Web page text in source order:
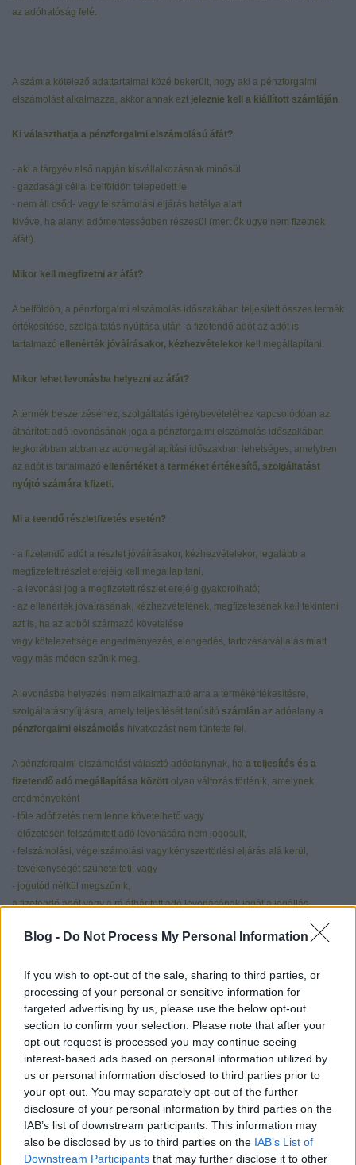
Blog - Do Not Process My Personal Information
If you wish to opt-out of the sale, sharing to third parties, or
processing of your personal or sensitive information for
targeted advertising by us, please use the below opt-out
section to confirm your selection. Please note that after your
opt-out request is processed you may continue seeing
interest-based ads based on personal information utilized by
us or personal information disclosed to third parties prior to
your opt-out. You may separately opt-out of the further
disclosure of your personal information by third parties on the
IAB’s list of downstream participants. This information may
also be disclosed by us to third parties on the IAB’s List of
Downstream Participants that may further disclose it to other
az adóhatóság felé.
A számla kötelező adattartalmai közé bekerült, hogy aki a pénzforgalmi
elszámolást alkalmazza, akkor annak ezt jeleznie kell a kiállított számláján.
Ki választhatja a pénzforgalmi elszámolású áfát?
- aki a tárgyév első napján kisvállalkozásnak minősül
- gazdasági céllal belföldön telepedett le
- nem áll csőd- vagy felszámolási eljárás hatálya alatt
kivéve, ha alanyi adómentességben részesül (mert ők ugye nem fizetnek
áfát!).
Mikor kell megfizetni az áfát?
A belföldön, a pénzforgalmi elszámolás időszakában teljesített összes termék
értékesítése, szolgáltatás nyújtása után a fizetendő adót az adót is
tartalmazó ellenérték jóváírásakor, kézhezvételekor kell megállapítani.
Mikor lehet levonásba helyezni az áfát?
A termék beszerzéséhez, szolgáltatás igénybevételéhez kapcsolódóan az
áthárított adó levonásának joga a pénzforgalmi elszámolás időszakában
legkorábban abban az adómegállapítási időszakban lehetséges, amelyben
az adót is tartalmazó ellenértéket a terméket értékesítő, szolgáltatást
nyújtó számára kfizeti.
Mi a teendő részletfizetés esetén?
- a fizetendő adót a részlet jóváírásakor, kézhezvételekor, legalább a
megfizetett részlet erejéig kell megállapítani,
- a levonási jog a megfizetett részlet erejéig gyakorolható;
- az ellenérték jóváírásának, kézhezvételének, megfizetésének kell tekinteni
azt is, ha az abból származó követelése
vagy kötelezettsége engedményezés, elengedés, tartozásátvállalás miatt
vagy más módon szűnik meg.
A levonásba helyezés nem alkalmazható arra a termékértékesítésre,
szolgáltatásnyújtásra, amely teljesítését tanúsító számlán az adóalany a
pénzforgalmi elszámolás hivatkozást nem tüntette fel.
A pénzforgalmi elszámolást választó adóalanynak, ha a teljesítés és a
fizetendő adó megállapítása között olyan változás történik, amelynek
eredményeként
- tőle adófizetés nem lenne követelhető vagy
- előzetesen felszámított adó levonására nem jogosult,
- felszámolási, végelszámolási vagy kényszertörlési eljárás alá kerül,
- tevékenységét szünetelteti, vagy
- jogutód nélkül megszűnik,
a fizetendő adót vagy a rá áthárított adó levonásának jogát a jogállás-
változást megelőző napon vagy a tevékenységet lezáró adóbevallásban
vagy soron kívül benyújtandó adóbevallásban kell megállapítani.
A pénzforgalmi elszámolású áfa választhatóságának feltétele:
Ha az adóalany összes termékértékesítése, szolgáltatásnyújtása fejében
megtérített vagy megtérítendő ellenérték adó nélkül számított és éves szinten
göngyölített összege
- sem a tárgy naptári évet megelőző naptári évben ténylegesen,
- sem a tárgy naptári évben ésszerűen várhatóan, illetve ténylegesen
nem haladja meg a 125 000 000 forintnakmegfelelő pénzösszeget.
Milyen időszakra vonatkozik a pénzforgalmi elszámolású áfa?